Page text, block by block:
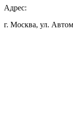
Адрес:
г. Москва, ул.